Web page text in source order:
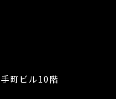
町ビル10階